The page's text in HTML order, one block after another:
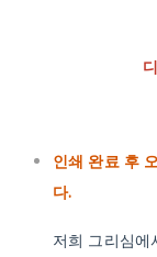
인쇄 완료 후
다.
저희 그리심에